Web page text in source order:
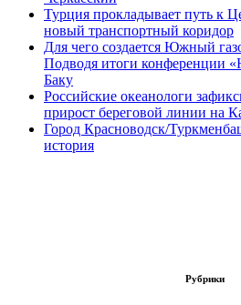
Турция прокладывает путь к
новый транспортный коридор
Для чего создается Южный
Подводя итоги конференции
Баку
Российские океанологи
прирост береговой линии на
Город Красноводск/
история
Рубрики